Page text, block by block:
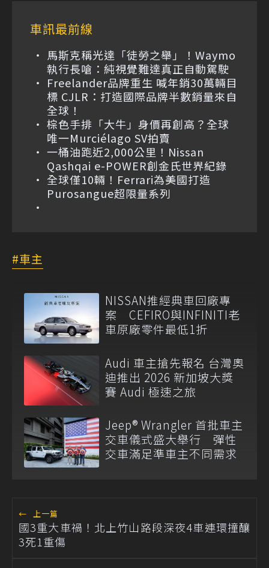
車訊最前線
馬斯克稱光達「徒勞之舉」！Waymo
執行長嗆：純視覺難達真正自動駕駛
Freelander品牌重生 喊年銷30萬輛目
標 CJLR：打造國際品牌半數銷量來自
全球！
棕色手排「大牛」身價再創高？全球
唯一Murciélago SV拍賣
一桶油跑近2,000公里！Nissan
Qashqai e-POWER創金氏世界紀錄
全球僅10輛！Ferrari為美國打造
Purosangue超限量系列
車主
NISSAN推經典車回廠專
案 CEFIRO與INFINITI老
車原廠零件最低1折
Audi 車主搶先報名 台灣奧
迪推出 2026 新加坡大獎
賽 Audi 極速之旅
Jeep® Wrangler 首批車主
交車儀式盛大舉行 彈性
交車滿足準車主不同需求
← 上一篇
國3重大車禍！北上竹山路段深夜4車連環撞釀
3死1重傷